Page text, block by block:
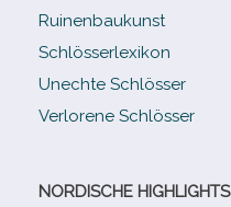
Ruinenbaukunst
Schlösserlexikon
Unechte Schlösser
Verlorene Schlösser
NORDISCHE HIGHLIGHTS